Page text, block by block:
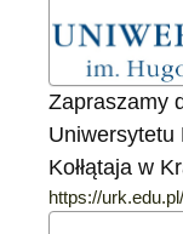
Zapraszamy
Uniwersytetu
Kołłątaja w
https://urk.edu.pl/